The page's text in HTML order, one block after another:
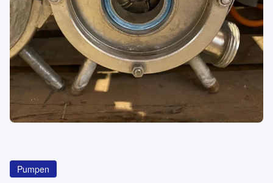
Verkaufen
Blog
Über
KATEGORIEN
Pumpen